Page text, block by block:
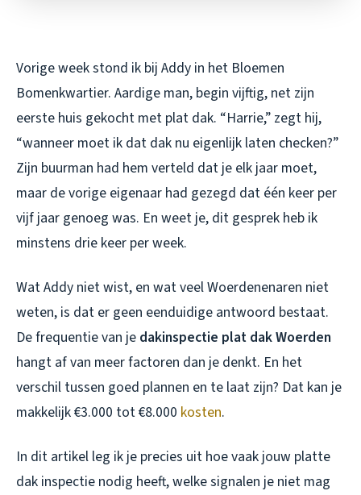
Vorige week stond ik bij Addy in het Bloemen
Bomenkwartier. Aardige man, begin vijftig, net zijn
eerste huis gekocht met plat dak. “Harrie,” zegt hij,
“wanneer moet ik dat dak nu eigenlijk laten checken?”
Zijn buurman had hem verteld dat je elk jaar moet,
maar de vorige eigenaar had gezegd dat één keer per
vijf jaar genoeg was. En weet je, dit gesprek heb ik
minstens drie keer per week.
Wat Addy niet wist, en wat veel Woerdenenaren niet
weten, is dat er geen eenduidige antwoord bestaat.
De frequentie van je dakinspectie plat dak Woerden
hangt af van meer factoren dan je denkt. En het
verschil tussen goed plannen en te laat zijn? Dat kan je
makkelijk €3.000 tot €8.000 kosten.
In dit artikel leg ik je precies uit hoe vaak jouw platte
dak inspectie nodig heeft, welke signalen je niet mag